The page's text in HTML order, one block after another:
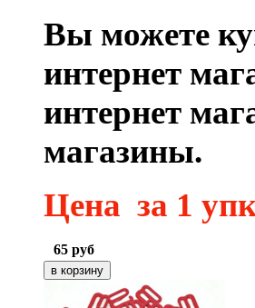
Вы можете
интернет
интернет
магазины.
Цена за 1
65 руб